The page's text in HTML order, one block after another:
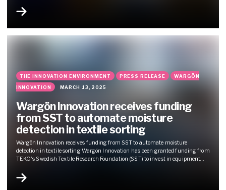
rör, vilket möjliggör identifiering av 20 olika plaggtyper med hög precision.
Fallteknik används…
THE INNOVATION ENVIRONMENT PRESS RELEASE
WARGÖN
INNOVATION
MARCH 13, 2025
Wargön Innovation receives funding
from SST to automate moisture
detection in textile sorting
Wargön Innovation receives funding from SST to automate moisture
detection in textile sorting Wargön Innovation has been granted funding from
TEKO's Swedish Textile Research Foundation (SST) to invest in equipment
to reduce the loss of value of collected textiles, create a safer and better working
environment and to ensure...